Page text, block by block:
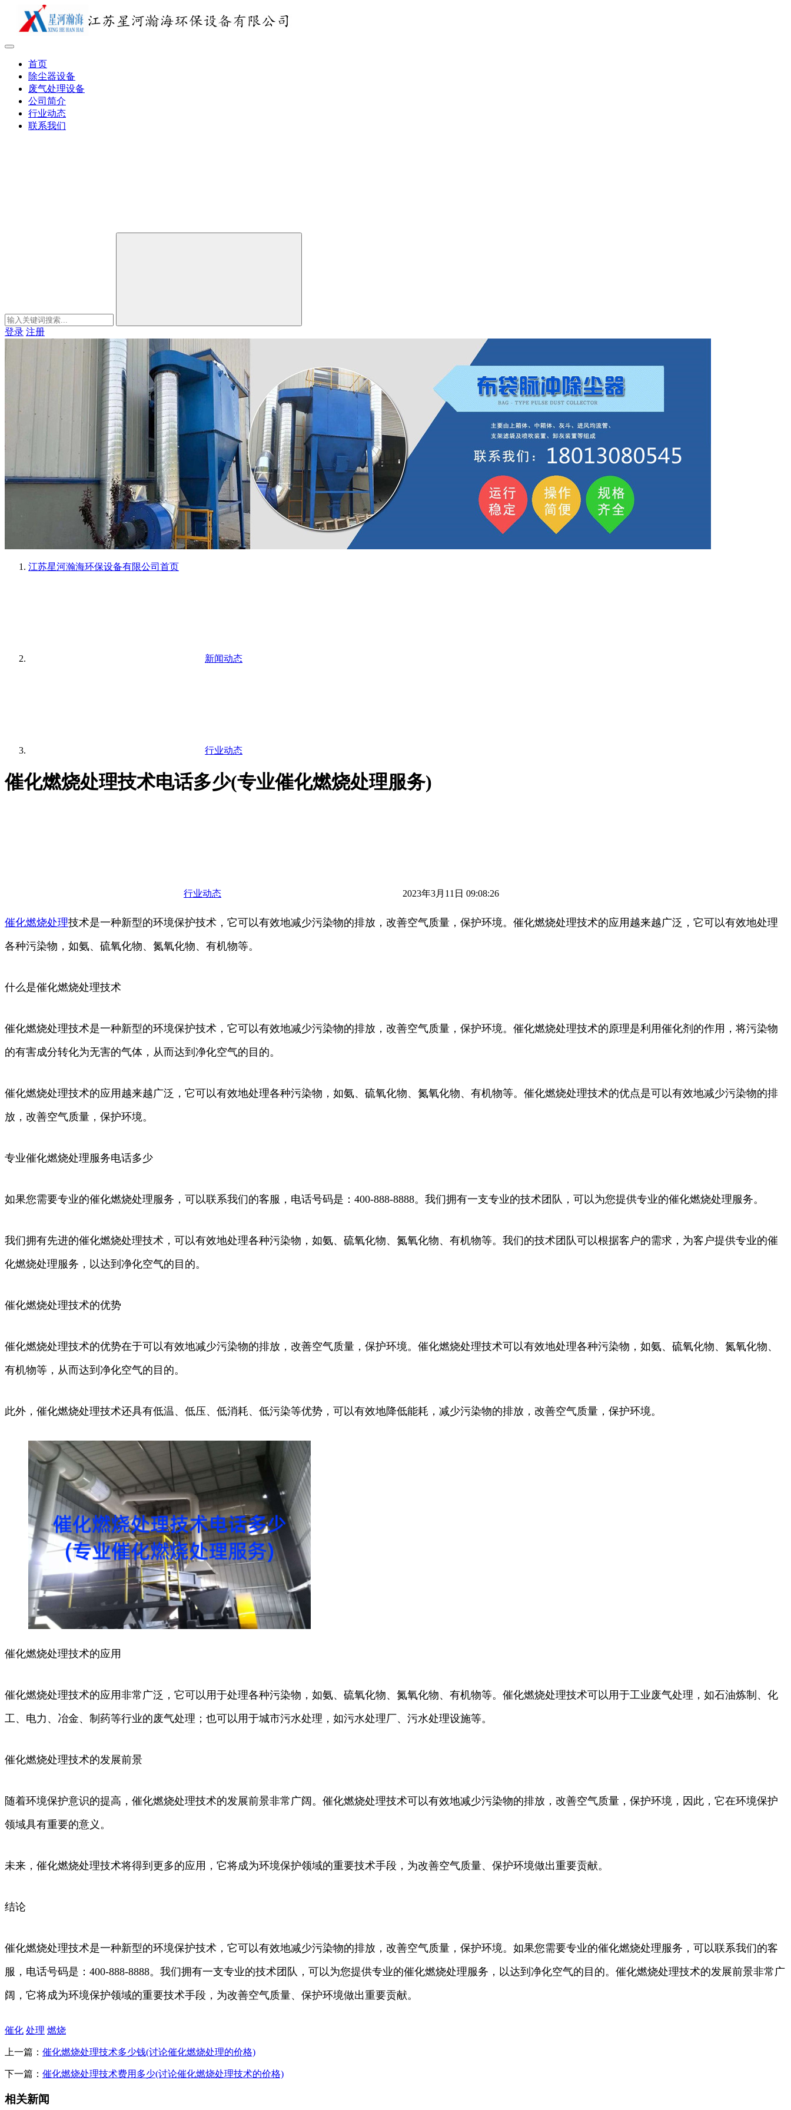
首页
除尘器设备
废气处理设备
公司简介
行业动态
联系我们
登录 注册
江苏星河瀚海环保设备有限公司 首页
新闻动态
行业动态
催化燃烧处理技术电话多少(专业催化燃烧处理服务)
行业动态 2023年3月11日 09:08:26
催化燃烧处理技术是一种新型的环境保护技术，它可以有效地减少污染物的排放，改善空气质量，保护环境。催化燃烧处理技术的应用越来越广泛，它可以有效地处理
各种污染物，如氨、硫氧化物、氮氧化物、有机物等。
什么是催化燃烧处理技术
催化燃烧处理技术是一种新型的环境保护技术，它可以有效地减少污染物的排放，改善空气质量，保护环境。催化燃烧处理技术的原理是利用催化剂的作用，将污染物
的有害成分转化为无害的气体，从而达到净化空气的目的。
催化燃烧处理技术的应用越来越广泛，它可以有效地处理各种污染物，如氨、硫氧化物、氮氧化物、有机物等。催化燃烧处理技术的优点是可以有效地减少污染物的排
放，改善空气质量，保护环境。
专业催化燃烧处理服务电话多少
如果您需要专业的催化燃烧处理服务，可以联系我们的客服，电话号码是：400-888-8888。我们拥有一支专业的技术团队，可以为您提供专业的催化燃烧处理服务。
我们拥有先进的催化燃烧处理技术，可以有效地处理各种污染物，如氨、硫氧化物、氮氧化物、有机物等。我们的技术团队可以根据客户的需求，为客户提供专业的催
化燃烧处理服务，以达到净化空气的目的。
催化燃烧处理技术的优势
催化燃烧处理技术的优势在于可以有效地减少污染物的排放，改善空气质量，保护环境。催化燃烧处理技术可以有效地处理各种污染物，如氨、硫氧化物、氮氧化物、
有机物等，从而达到净化空气的目的。
此外，催化燃烧处理技术还具有低温、低压、低消耗、低污染等优势，可以有效地降低能耗，减少污染物的排放，改善空气质量，保护环境。
催化燃烧处理技术的应用
催化燃烧处理技术的应用非常广泛，它可以用于处理各种污染物，如氨、硫氧化物、氮氧化物、有机物等。催化燃烧处理技术可以用于工业废气处理，如石油炼制、化
工、电力、冶金、制药等行业的废气处理；也可以用于城市污水处理，如污水处理厂、污水处理设施等。
催化燃烧处理技术的发展前景
随着环境保护意识的提高，催化燃烧处理技术的发展前景非常广阔。催化燃烧处理技术可以有效地减少污染物的排放，改善空气质量，保护环境，因此，它在环境保护
领域具有重要的意义。
未来，催化燃烧处理技术将得到更多的应用，它将成为环境保护领域的重要技术手段，为改善空气质量、保护环境做出重要贡献。
结论
催化燃烧处理技术是一种新型的环境保护技术，它可以有效地减少污染物的排放，改善空气质量，保护环境。如果您需要专业的催化燃烧处理服务，可以联系我们的客
服，电话号码是：400-888-8888。我们拥有一支专业的技术团队，可以为您提供专业的催化燃烧处理服务，以达到净化空气的目的。催化燃烧处理技术的发展前景非常广
阔，它将成为环境保护领域的重要技术手段，为改善空气质量、保护环境做出重要贡献。
催化 处理 燃烧
上一篇： 催化燃烧处理技术多少钱(讨论催化燃烧处理的价格)
下一篇： 催化燃烧处理技术费用多少(讨论催化燃烧处理技术的价格)
相关新闻